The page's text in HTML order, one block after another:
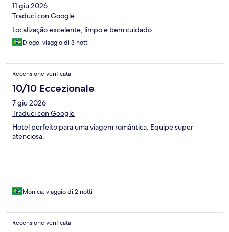
11 giu 2026
Traduci con Google
Localização excelente, limpo e bem cuidado
Diogo, viaggio di 3 notti
Recensione verificata
10/10 Eccezionale
7 giu 2026
Traduci con Google
Hotel perfeito para uma viagem romântica. Equipe super
atenciosa.
Monica, viaggio di 2 notti
Recensione verificata